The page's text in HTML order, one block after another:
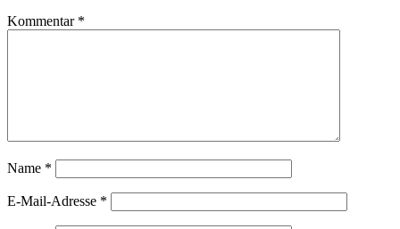
Kommentar *
Name *
E-Mail-Adresse *